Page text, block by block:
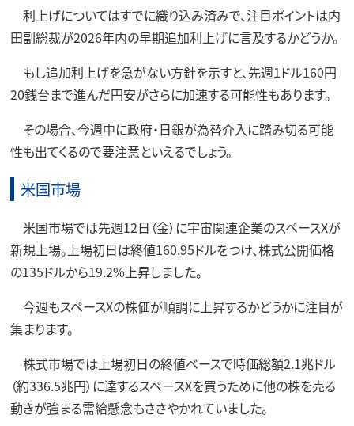
利上げについてはすでに織り込み済みで、注目ポイントは内
田副総裁が2026年内の早期追加利上げに言及するかどうか。
もし追加利上げを急がない方針を示すと、先週1ドル160円
20銭台まで進んだ円安がさらに加速する可能性もあります。
その場合、今週中に政府・日銀が為替介入に踏み切る可能
性も出てくるので要注意といえるでしょう。
米国市場
米国市場では先週12日（金）に宇宙関連企業のスペースXが
新規上場。上場初日は終値160.95ドルをつけ、株式公開価格
の135ドルから19.2%上昇しました。
今週もスペースXの株価が順調に上昇するかどうかに注目が
集まります。
株式市場では上場初日の終値ベースで時価総額2.1兆ドル
（約336.5兆円）に達するスペースXを買うために他の株を売る
動きが強まる需給懸念もささやかれていました。